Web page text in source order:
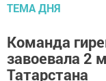
ТЕМА ДНЯ
Команда
завоевала 2
Татарстана